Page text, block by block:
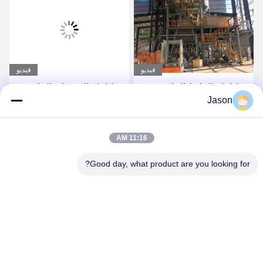
فيديو
خط إنتاج الملاط الجاف
الأوتوماتيكي بالكامل مع
نظام روبوت / منصات نقالة
احصل على أفضل سعر
فيديو
خط إنتاج الخرسانة الجافة
ذات الاستثمار المنخفض خط
إنتاج الصفائح السيرامية
احصل على أفضل سعر
Jason
11:16 AM
Good day, what product are you looking for?